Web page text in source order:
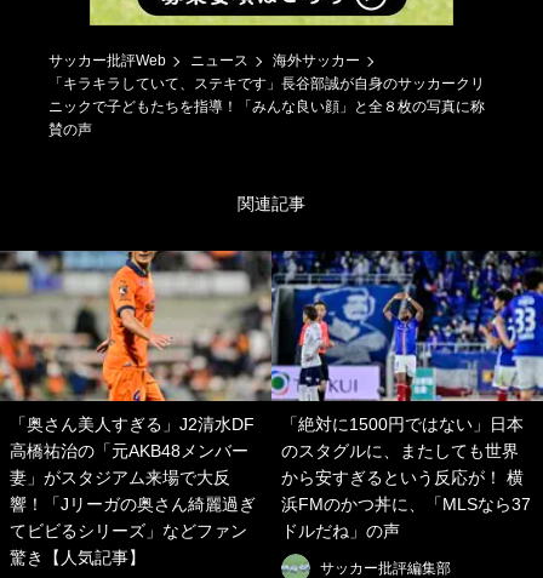
サッカー批評Web ニュース
海外サッカー
「キラキラしていて、ステキです」長谷部誠が自身のサッカークリ
ニックで子どもたちを指導！「みんな良い顔」と全８枚の写真に称
賛の声
関連記事
「奥さん美人すぎる」J2清水DF
高橋祐治の「元AKB48メンバー
妻」がスタジアム来場で大反
響！「Jリーガの奥さん綺麗過ぎ
てビビるシリーズ」などファン
驚き【人気記事】
「絶対に1500円ではない」日本
のスタグルに、またしても世界
から安すぎるという反応が！ 横
浜FMのかつ丼に、「MLSなら37
ドルだね」の声
サッカー批評編集部